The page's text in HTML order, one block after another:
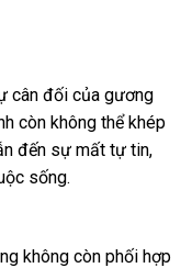
cân đối của gương
còn không thể khép
đến sự mất tự tin,
sống.
không còn phối hợp